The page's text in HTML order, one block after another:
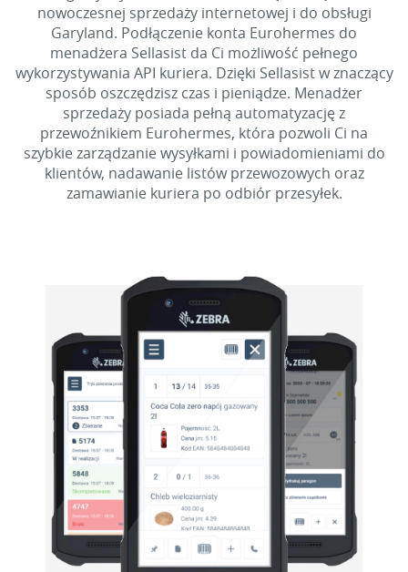
nowoczesnej sprzedaży internetowej i do obsługi
Garyland. Podłączenie konta Eurohermes do
menadżera Sellasist da Ci możliwość pełnego
wykorzystywania API kuriera. Dzięki Sellasist w znaczący
sposób oszczędzisz czas i pieniądze. Menadżer
sprzedaży posiada pełną automatyzację z
przewoźnikiem Eurohermes, która pozwoli Ci na
szybkie zarządzanie wysyłkami i powiadomieniami do
klientów, nadawanie listów przewozowych oraz
zamawianie kuriera po odbiór przesyłek.